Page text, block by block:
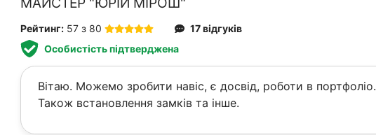
Рейтинг: 57 з 80
17 відгуків
Особистість підтверджена
Вітаю. Можемо зробити навіс, є досвід, роботи в портфоліо.
Також встановлення замків та інше.